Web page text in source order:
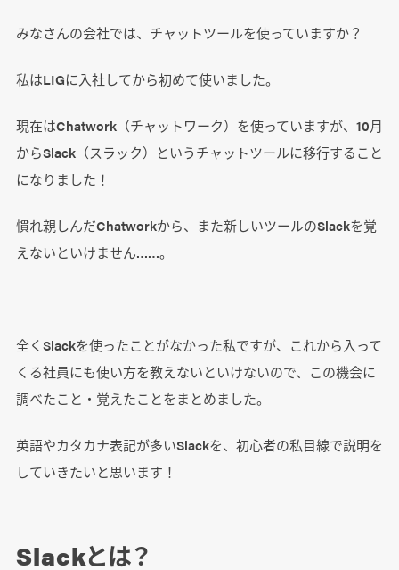
みなさんの会社では、チャットツールを使っていますか？
私はLIGに入社してから初めて使いました。
現在はChatwork（チャットワーク）を使っていますが、10月
からSlack（スラック）というチャットツールに移行すること
になりました！
慣れ親しんだChatworkから、また新しいツールのSlackを覚
えないといけません……。
全くSlackを使ったことがなかった私ですが、これから入って
くる社員にも使い方を教えないといけないので、この機会に
調べたこと・覚えたことをまとめました。
英語やカタカナ表記が多いSlackを、初心者の私目線で説明を
していきたいと思います！
Slackとは？